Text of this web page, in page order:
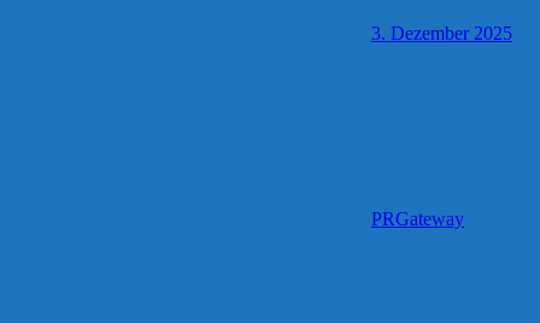
3. Dezember 2025
PRGateway